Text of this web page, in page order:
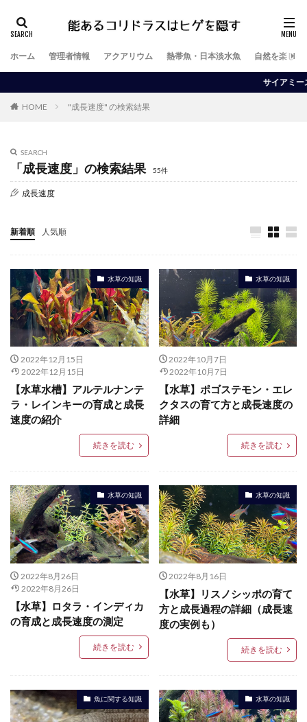
ホーム 管理者情報 アクアリウム 熱帯魚・日本淡水魚 自然を楽しむ
サイアミーズ
HOME "成長速度" の検索結果
SEARCH
「成長速度」の検索結果 55件
成長速度
新着順 人気順
水草の知識
2022年12月15日
2022年12月15日
【水草水槽】アルテルナンテ
ラ・レインキーの育成と成長
速度の紹介
続きを読む
水草の知識
2022年10月7日
2022年10月7日
【水草】ポゴステモン・エレ
クタスの育て方と成長速度の
詳細
続きを読む
水草の知識
2022年8月26日
2022年8月26日
【水草】ロタラ・インディカ
の育成と成長速度の測定
続きを読む
水草の知識
2022年8月16日
【水草】リスノシッポの育て
方と成長過程の詳細（成長速
度の実例も）
続きを読む
魚に関する知識 水草の知識